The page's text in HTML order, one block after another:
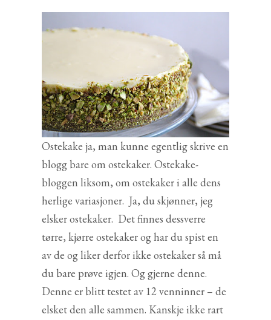
Ostekake ja, man kunne egentlig skrive en
blogg bare om ostekaker. Ostekake-
bloggen liksom, om ostekaker i alle dens
herlige variasjoner. Ja, du skjønner, jeg
elsker ostekaker. Det finnes dessverre
tørre, kjørre ostekaker og har du spist en
av de og liker derfor ikke ostekaker så må
du bare prøve igjen. Og gjerne denne.
Denne er blitt testet av 12 venninner – de
elsket den alle sammen. Kanskje ikke rart